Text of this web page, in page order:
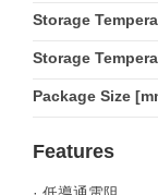
Storage
Storage
Package Size
Features